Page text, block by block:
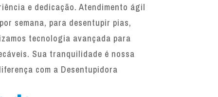
e dedicação. Atendimento ágil
semana, para desentupir pias,
tecnologia avançada para
Sua tranquilidade é nossa
com a Desentupidora